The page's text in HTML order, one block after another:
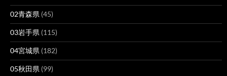
02青森県 (45)
03岩手県 (115)
04宮城県 (182)
05秋田県 (99)